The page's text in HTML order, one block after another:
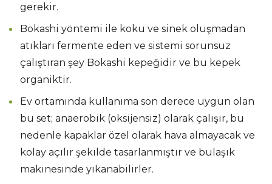
gerekir.
Bokashi yöntemi ile koku ve sinek oluşmadan
atıkları fermente eden ve sistemi sorunsuz
çalıştıran şey Bokashi kepeğidir ve bu kepek
organiktir.
Ev ortamında kullanıma son derece uygun olan
bu set; anaerobik (oksijensiz) olarak çalışır, bu
nedenle kapaklar özel olarak hava almayacak ve
kolay açılır şekilde tasarlanmıştır ve bulaşık
makinesinde yıkanabilirler.